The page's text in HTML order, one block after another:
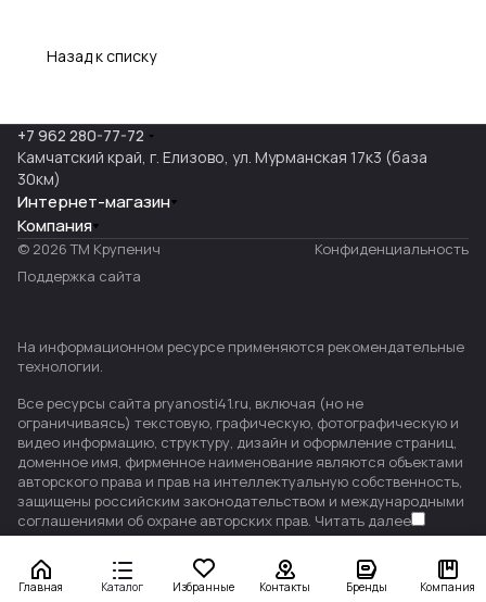
Назад к списку
Главная Каталог Избранные Контакты Бренды Компания
+7 962 280-77-72
Камчатский край, г. Елизово, ул. Мурманская 17к3 (база
30км)
Интернет-магазин
Компания
© 2026 ТМ Крупенич
Конфиденциальность
Поддержка сайта
На информационном ресурсе применяются рекомендательные
технологии.
Все ресурсы сайта pryanosti41.ru, включая (но не
ограничиваясь) текстовую, графическую, фотографическую и
видео информацию, структуру, дизайн и оформление страниц,
доменное имя, фирменное наименование являются объектами
авторского права и прав на интеллектуальную собственность,
защищены российским законодательством и международными
соглашениями об охране авторских прав. Читать далее